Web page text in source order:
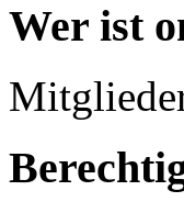
Wer ist